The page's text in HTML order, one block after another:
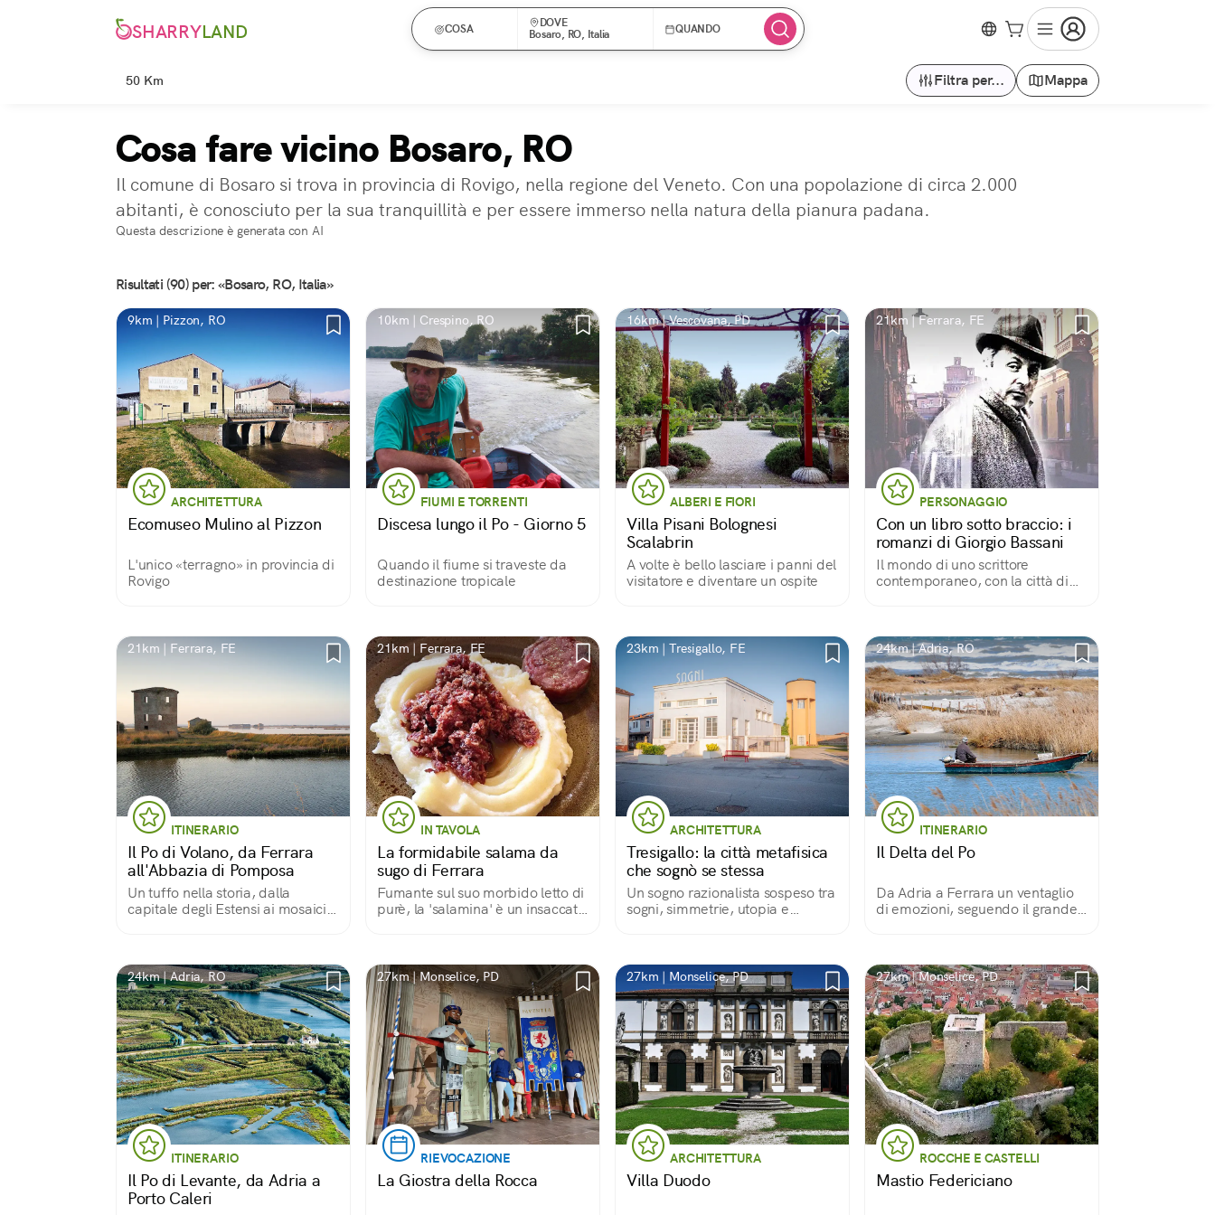
SHARRYLAND COSA
DOVE
Bosaro, RO, Italia
QUANDO
50 Km Filtra per... Mappa
Cosa fare vicino Bosaro, RO
Il comune di Bosaro si trova in provincia di Rovigo, nella regione del Veneto. Con una popolazione di circa 2.000
abitanti, è conosciuto per la sua tranquillità e per essere immerso nella natura della pianura padana.
Questa descrizione è generata con AI
Risultati (90) per: «Bosaro, RO, Italia»
9km | Pizzon, RO
ARCHITETTURA
Ecomuseo Mulino al Pizzon
L'unico «terragno» in provincia di
Rovigo
10km | Crespino, RO
FIUMI E TORRENTI
Discesa lungo il Po - Giorno 5
Quando il fiume si traveste da
destinazione tropicale
16km | Vescovana, PD
ALBERI E FIORI
Villa Pisani Bolognesi
Scalabrin
A volte è bello lasciare i panni del
visitatore e diventare un ospite
21km | Ferrara, FE
PERSONAGGIO
Con un libro sotto braccio: i
romanzi di Giorgio Bassani
Il mondo di uno scrittore
contemporaneo, con la città di
21km | Ferrara, FE
ITINERARIO
Il Po di Volano, da Ferrara
all'Abbazia di Pomposa
Un tuffo nella storia, dalla
capitale degli Estensi ai mosaici
21km | Ferrara, FE
IN TAVOLA
La formidabile salama da
sugo di Ferrara
Fumante sul suo morbido letto di
purè, la 'salamina' è un insaccato
23km | Tresigallo, FE
ARCHITETTURA
Tresigallo: la città metafisica
che sognò se stessa
Un sogno razionalista sospeso tra
sogni, simmetrie, utopia e
24km | Adria, RO
ITINERARIO
Il Delta del Po
Da Adria a Ferrara un ventaglio
di emozioni, seguendo il grande
24km | Adria, RO
ITINERARIO
Il Po di Levante, da Adria a
Porto Caleri
27km | Monselice, PD
RIEVOCAZIONE
La Giostra della Rocca
27km | Monselice, PD
ARCHITETTURA
Villa Duodo
27km | Monselice, PD
ROCCHE E CASTELLI
Mastio Federiciano